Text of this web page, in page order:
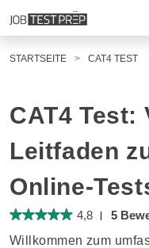
STARTSEITE CAT4 TEST
CAT4 Test:
Leitfaden
Online-
4,8
5
Willkommen zum